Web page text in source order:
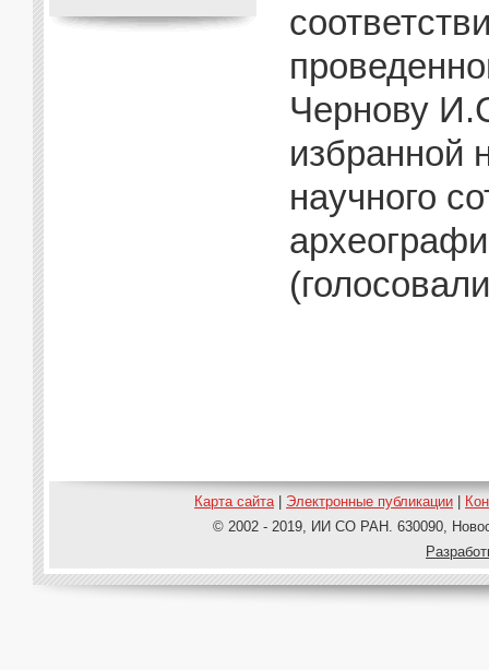
Чернову
избранной
научного
Карта сайта| Электронные публикации
© 2002 - 2019, ИИ СО РАН. 630090,